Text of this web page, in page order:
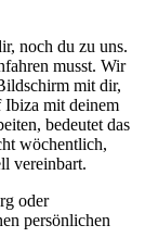
noch du zu uns.
musst. Wir
mit dir,
Ibiza mit deinem
bedeutet das
wöchentlich,
vereinbart.
oder
persönlichen